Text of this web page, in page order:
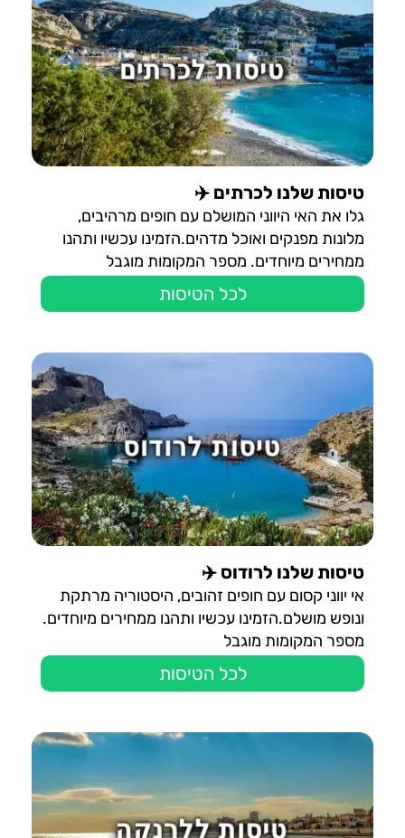
טיסות שלנו לכרתים ✈️
גלו את האי היווני המושלם עם חופים מרהיבים,
מלונות מפנקים ואוכל מדהים.הזמינו עכשיו ותהנו
ממחירים מיוחדים. מספר המקומות מוגבל
לכל הטיסות
טיסות שלנו לרודוס ✈️
אי יווני קסום עם חופים זהובים, היסטוריה מרתקת
ונופש מושלם.הזמינו עכשיו ותהנו ממחירים מיוחדים.
מספר המקומות מוגבל
לכל הטיסות